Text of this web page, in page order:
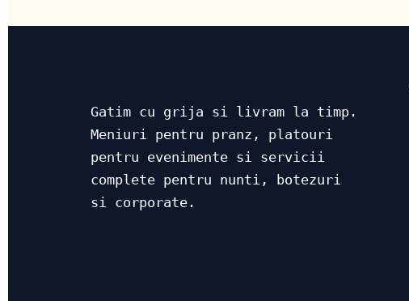
Gatim cu grija si livram la timp.
Meniuri pentru pranz, platouri
pentru evenimente si servicii
complete pentru nunti, botezuri
si corporate.